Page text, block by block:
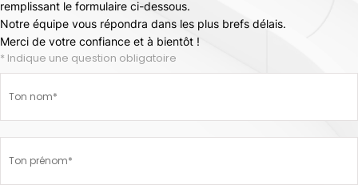
remplissant le formulaire ci-dessous.
Notre équipe vous répondra dans les plus brefs délais.
Merci de votre confiance et à bientôt !
* Indique une question obligatoire